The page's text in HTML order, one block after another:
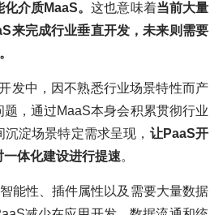
化介质MaaS。这也意味着当前大量
来完成行业垂直开发，未来则需要
发中，因不熟悉行业场景特性而产
，通过MaaS本身会积累贯彻行业
淀场景特定需求呈现， 让PaaS开
体化建设进行提速。
能性、插件属性以及需要大量数据